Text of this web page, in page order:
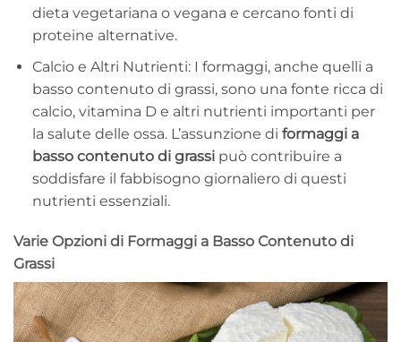
dieta vegetariana o vegana e cercano fonti di
proteine alternative.
Calcio e Altri Nutrienti: I formaggi, anche quelli a
basso contenuto di grassi, sono una fonte ricca di
calcio, vitamina D e altri nutrienti importanti per
la salute delle ossa. L’assunzione di formaggi a
basso contenuto di grassipuò contribuire a
soddisfare il fabbisogno giornaliero di questi
nutrienti essenziali.
Varie Opzioni di Formaggi a Basso Contenuto di
Grassi